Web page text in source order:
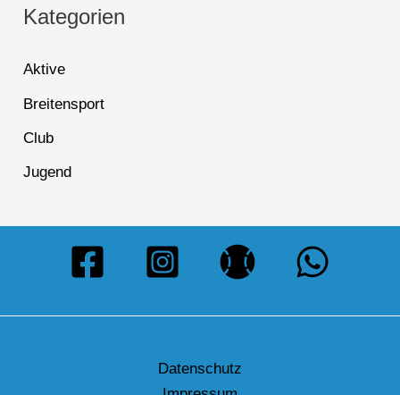
Kategorien
Aktive
Breitensport
Club
Jugend
Datenschutz